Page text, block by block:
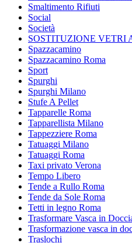
Smaltimento Rifiuti
Social
Società
SOSTITUZIONE VETRI
Spazzacamino
Spazzacamino Roma
Sport
Spurghi
Spurghi Milano
Stufe A Pellet
Tapparelle Roma
Tapparellista Milano
Tappezziere Roma
Tatuaggi Milano
Tatuaggi Roma
Taxi privato Verona
Tempo Libero
Tende a Rullo Roma
Tende da Sole Roma
Tetti in legno Roma
Trasformare Vasca in
Trasformazione vasca in
Traslochi